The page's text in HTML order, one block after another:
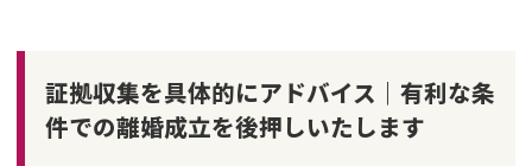
証拠収集を具体的にアドバイス｜有利な条
件での離婚成立を後押しいたします